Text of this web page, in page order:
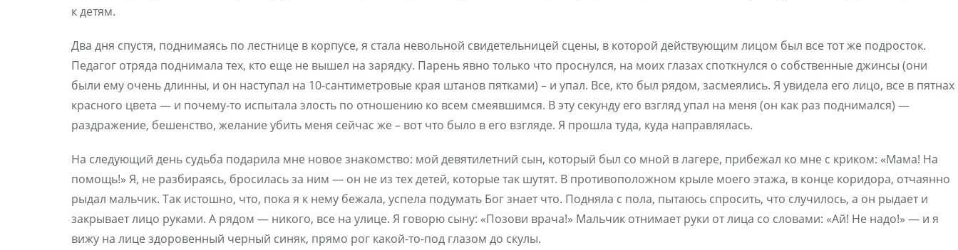
к детям.
Два дня спустя, поднимаясь по лестнице в корпусе, я стала невольной свидетельницей сцены, в которой действующим лицом был все тот же подросток.
Педагог отряда поднимала тех, кто еще не вышел на зарядку. Парень явно только что проснулся, на моих глазах споткнулся о собственные джинсы (они
были ему очень длинны, и он наступал на 10-сантиметровые края штанов пятками) – и упал. Все, кто был рядом, засмеялись. Я увидела его лицо, все в пятнах
красного цвета — и почему-то испытала злость по отношению ко всем смеявшимся. В эту секунду его взгляд упал на меня (он как раз поднимался) —
раздражение, бешенство, желание убить меня сейчас же – вот что было в его взгляде. Я прошла туда, куда направлялась.
На следующий день судьба подарила мне новое знакомство: мой девятилетний сын, который был со мной в лагере, прибежал ко мне с криком: «Мама! На
помощь!» Я, не разбираясь, бросилась за ним — он не из тех детей, которые так шутят. В противоположном крыле моего этажа, в конце коридора, отчаянно
рыдал мальчик. Так истошно, что, пока я к нему бежала, успела подумать Бог знает что. Подняла с пола, пытаюсь спросить, что случилось, а он рыдает и
закрывает лицо руками. А рядом — никого, все на улице. Я говорю сыну: «Позови врача!» Мальчик отнимает руки от лица со словами: «Ай! Не надо!» — и я
вижу на лице здоровенный черный синяк, прямо рог какой-то-под глазом до скулы.